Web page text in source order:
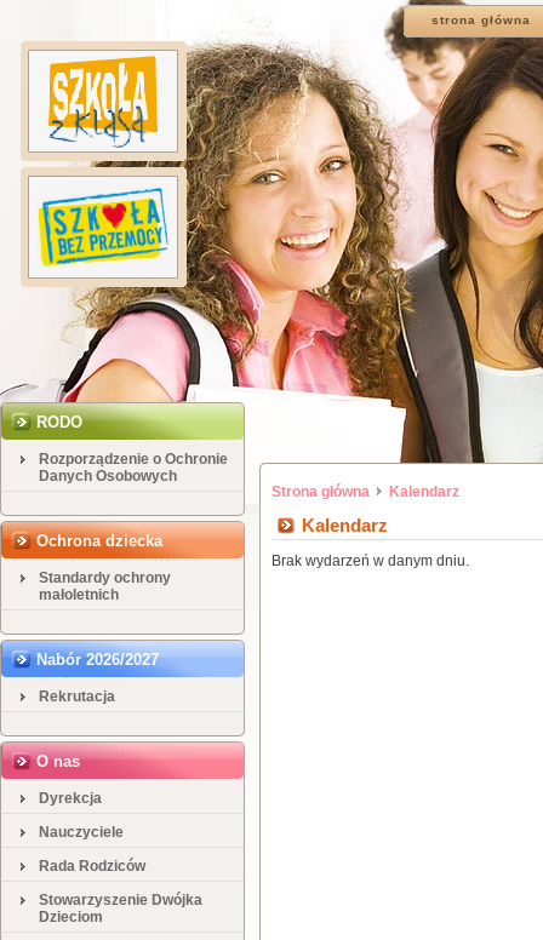
strona główna
RODO
Rozporządzenie o Ochronie
Danych Osobowych
Ochrona dziecka
Standardy ochrony
małoletnich
Nabór 2026/2027
Rekrutacja
O nas
Dyrekcja
Nauczyciele
Rada Rodziców
Stowarzyszenie Dwójka
Dzieciom
Strona główna Kalendarz
Kalendarz
Brak wydarzeń w danym dniu.